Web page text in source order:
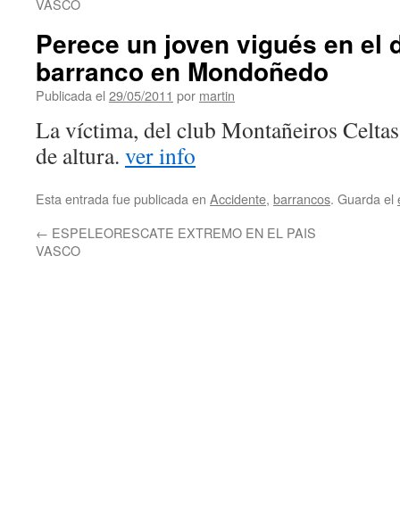
VASCO
Perece un joven vigués en el
barranco en Mondoñedo
Publicada el 29/05/2011 por martin
La víctima, del club Montañeiros
de altura. ver info
Esta entrada fue publicada en Accidente, barrancos. Guarda el
← ESPELEORESCATE EXTREMO EN EL PAIS
VASCO